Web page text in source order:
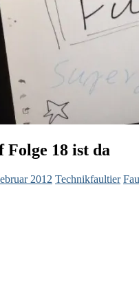
18 ist da
2012 Technikfaultier